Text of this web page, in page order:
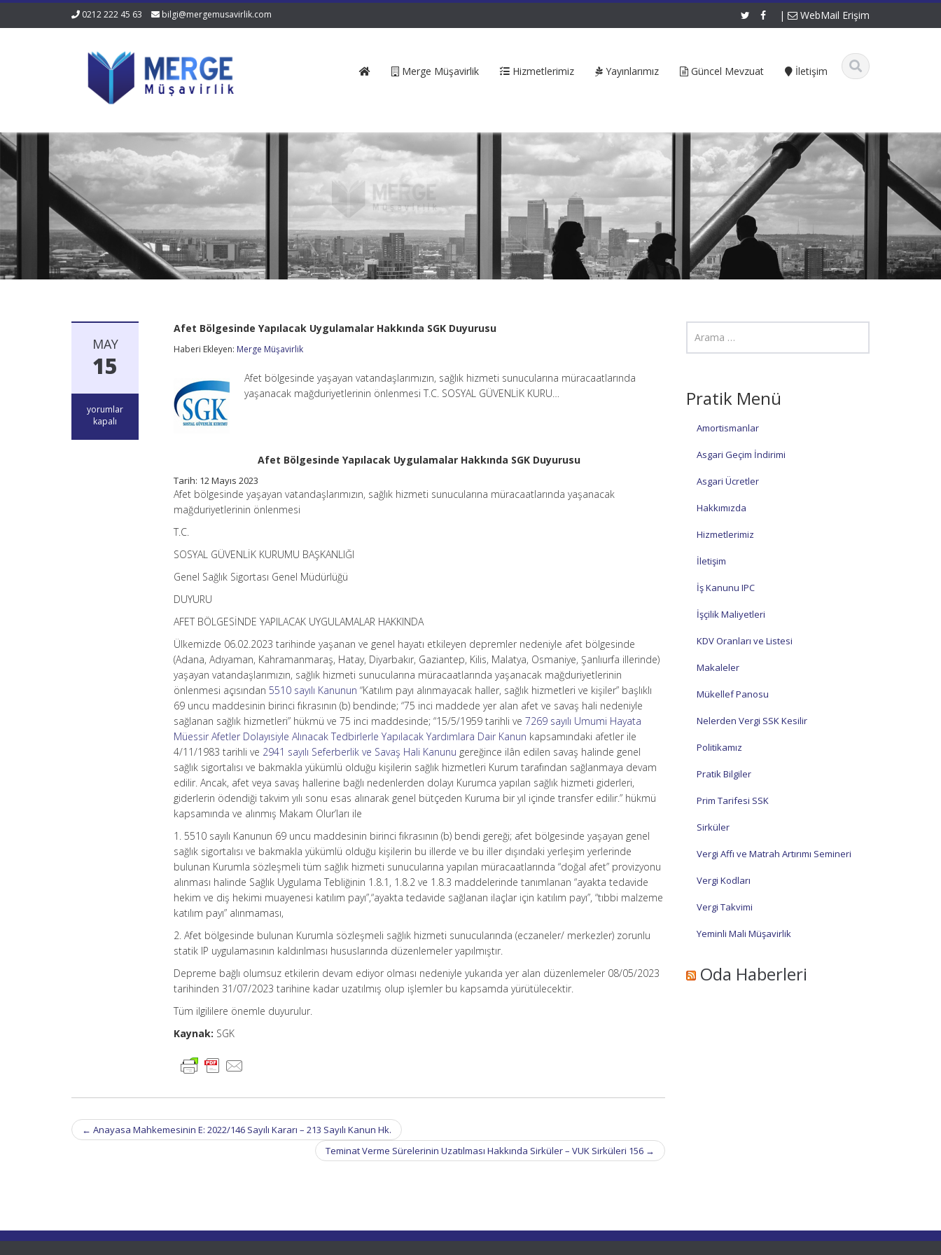
0212 222 45 63 bilgi@mergemusavirlik.com | WebMail Erişim
Merge Müşavirlik Hizmetlerimiz Yayınlarımız Güncel Mevzuat İletişim
MAY
15
Afet
Bölgesinde
yorumlar
kapalı
Afet Bölgesinde Yapılacak Uygulamalar Hakkında SGK Duyurusu
Haberi Ekleyen: Merge Müşavirlik
Afet bölgesinde yaşayan vatandaşlarımızın, sağlık hizmeti sunucularına müracaatlarında
yaşanacak mağduriyetlerinin önlenmesi T.C. SOSYAL GÜVENLİK KURU…
Afet Bölgesinde Yapılacak Uygulamalar Hakkında SGK Duyurusu
Tarih: 12 Mayıs 2023
Afet bölgesinde yaşayan vatandaşlarımızın, sağlık hizmeti sunucularına müracaatlarında yaşanacak
mağduriyetlerinin önlenmesi
T.C.
SOSYAL GÜVENLİK KURUMU BAŞKANLIĞI
Genel Sağlık Sigortası Genel Müdürlüğü
DUYURU
AFET BÖLGESİNDE YAPILACAK UYGULAMALAR HAKKINDA
Ülkemizde 06.02.2023 tarihinde yaşanan ve genel hayatı etkileyen depremler nedeniyle afet bölgesinde
(Adana, Adıyaman, Kahramanmaraş, Hatay, Diyarbakır, Gaziantep, Kilis, Malatya, Osmaniye, Şanlıurfa illerinde)
yaşayan vatandaşlarımızın, sağlık hizmeti sunucularına müracaatlarında yaşanacak mağduriyetlerinin
önlenmesi açısından5510 sayılı Kanunun “Katılım payı alınmayacak haller, sağlık hizmetleri ve kişiler” başlıklı
69 uncu maddesinin birinci fıkrasının (b) bendinde; “75 inci maddede yer alan afet ve savaş hali nedeniyle
sağlanan sağlık hizmetleri” hükmü ve 75 inci maddesinde; “15/5/1959 tarihli ve7269 sayılı Umumi Hayata
Müessir Afetler Dolayısiyle Alınacak Tedbirlerle Yapılacak Yardımlara Dair Kanun kapsamındaki afetler ile
4/11/1983 tarihli ve 2941 sayılı Seferberlik ve Savaş Hali Kanunu gereğince ilân edilen savaş halinde genel
sağlık sigortalısı ve bakmakla yükümlü olduğu kişilerin sağlık hizmetleri Kurum tarafından sağlanmaya devam
edilir. Ancak, afet veya savaş hallerine bağlı nedenlerden dolayı Kurumca yapılan sağlık hizmeti giderleri,
giderlerin ödendiği takvim yılı sonu esas alınarak genel bütçeden Kuruma bir yıl içinde transfer edilir.” hükmü
kapsamında ve alınmış Makam Olur’ları ile
1. 5510 sayılı Kanunun 69 uncu maddesinin birinci fıkrasının (b) bendi gereği; afet bölgesinde yaşayan genel
sağlık sigortalısı ve bakmakla yükümlü olduğu kişilerin bu illerde ve bu iller dışındaki yerleşim yerlerinde
bulunan Kurumla sözleşmeli tüm sağlık hizmeti sunucularına yapılan müracaatlarında “doğal afet” provizyonu
alınması halinde Sağlık Uygulama Tebliğinin 1.8.1, 1.8.2 ve 1.8.3 maddelerinde tanımlanan “ayakta tedavide
hekim ve diş hekimi muayenesi katılım payı”,“ayakta tedavide sağlanan ilaçlar için katılım payı”, “tıbbi malzeme
katılım payı” alınmaması,
2. Afet bölgesinde bulunan Kurumla sözleşmeli sağlık hizmeti sunucularında (eczaneler/ merkezler) zorunlu
statik IP uygulamasının kaldırılması hususlarında düzenlemeler yapılmıştır.
Depreme bağlı olumsuz etkilerin devam ediyor olması nedeniyle yukarıda yer alan düzenlemeler 08/05/2023
tarihinden 31/07/2023 tarihine kadar uzatılmış olup işlemler bu kapsamda yürütülecektir.
Tüm ilgililere önemle duyurulur.
Kaynak: SGK
Post
navigation
← Anayasa Mahkemesinin E: 2022/146 Sayılı Kararı – 213 Sayılı Kanun Hk.
Teminat Verme Sürelerinin Uzatılması Hakkında Sirküler – VUK Sirküleri 156 →
Pratik Menü
Amortismanlar
Asgari Geçim İndirimi
Asgari Ücretler
Hakkımızda
Hizmetlerimiz
İletişim
İş Kanunu IPC
İşçilik Maliyetleri
KDV Oranları ve Listesi
Makaleler
Mükellef Panosu
Nelerden Vergi SSK Kesilir
Politikamız
Pratik Bilgiler
Prim Tarifesi SSK
Sirküler
Vergi Affı ve Matrah Artırımı Semineri
Vergi Kodları
Vergi Takvimi
Yeminli Mali Müşavirlik
Oda Haberleri